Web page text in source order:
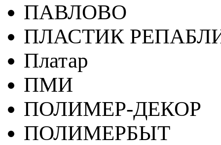
ПАВЛОВО
ПЛАСТИК
Платар
ПМИ
ПОЛИМЕР-ДЕКОР
ПОЛИМЕРБЫТ